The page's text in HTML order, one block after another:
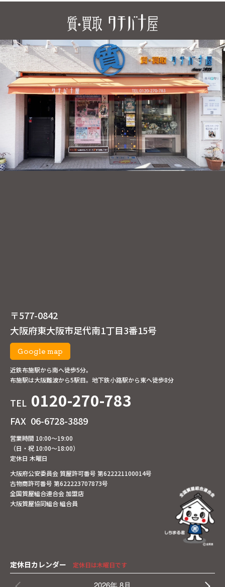
〒577-0842
大阪府東大阪市足代南1丁目3番15号
Google map
近鉄布施駅から南へ徒歩5分。
布施駅は大阪難波から5駅目。地下鉄小路駅から東へ徒歩8分
TEL 0120-270-783
FAX 06-6728-3889
営業時間 10:00～19:00
（日・祝 10:00～18:00）
定休日 木曜日
大阪府公安委員会 質屋許可番号 第622221100014号
古物商許可番号 第622223707873号
全国質屋組合連合会 加盟店
大阪質屋協同組合 組合員
定休日カレンダー 定休日は木曜日です
2026年 8月